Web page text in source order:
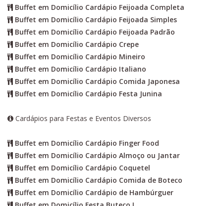
Buffet em Domicílio Cardápio Feijoada Completa
Buffet em Domicílio Cardápio Feijoada Simples
Buffet em Domicílio Cardápio Feijoada Padrão
Buffet em Domicílio Cardápio Crepe
Buffet em Domicílio Cardápio Mineiro
Buffet em Domicílio Cardápio Italiano
Buffet em Domicílio Cardápio Comida Japonesa
Buffet em Domicílio Cardápio Festa Junina
Cardápios para Festas e Eventos Diversos
Buffet em Domicílio Cardápio Finger Food
Buffet em Domicílio Cardápio Almoço ou Jantar
Buffet em Domicílio Cardápio Coquetel
Buffet em Domicílio Cardápio Comida de Boteco
Buffet em Domicílio Cardápio de Hambúrguer